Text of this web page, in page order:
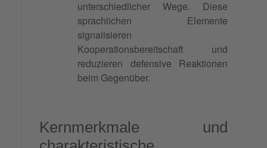
unterschiedlicher Wege. Diese
sprachlichen Elemente
signalisieren
Kooperationsbereitschaft und
reduzieren defensive Reaktionen
beim Gegenüber.
Kernmerkmale und